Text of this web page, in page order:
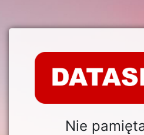
Nie